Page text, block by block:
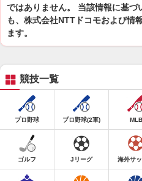
ではありません。 当該情報に基づ
も、株式会社NTTドコモおよび情
ます。
競技一覧
プロ野球 プロ野球(2軍) MLB
ゴルフ Jリーグ 海外サ